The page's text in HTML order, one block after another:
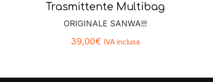
Trasmittente Multibag
ORIGINALE SANWA!!!
39,00€ IVA inclusa